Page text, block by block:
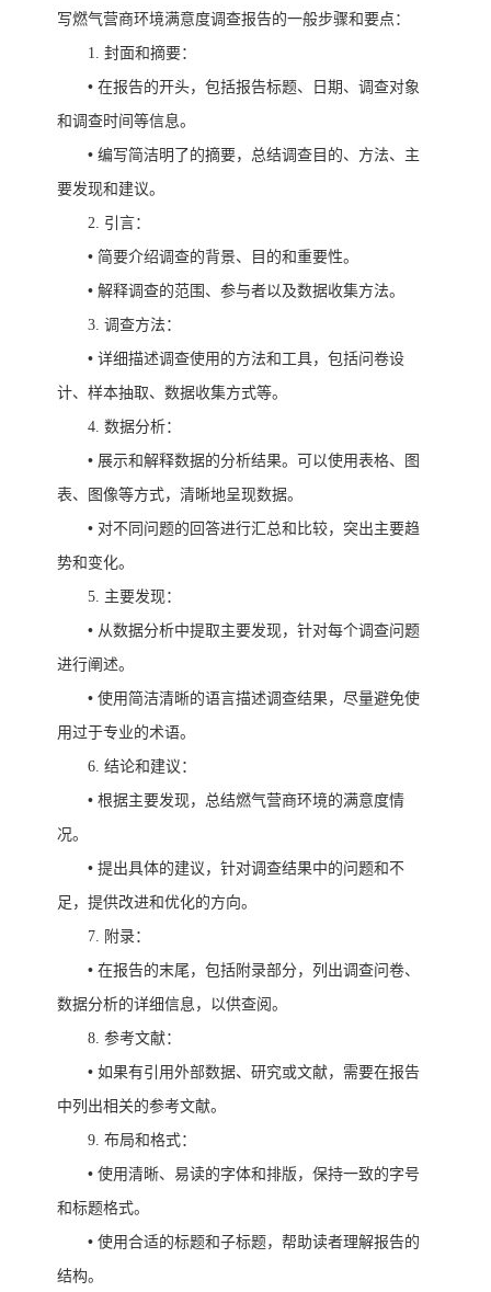
写燃气营商环境满意度调查报告的一般步骤和要点：
1. 封面和摘要：
• 在报告的开头，包括报告标题、日期、调查对象
和调查时间等信息。
• 编写简洁明了的摘要，总结调查目的、方法、主
要发现和建议。
2. 引言：
• 简要介绍调查的背景、目的和重要性。
• 解释调查的范围、参与者以及数据收集方法。
3. 调查方法：
• 详细描述调查使用的方法和工具，包括问卷设
计、样本抽取、数据收集方式等。
4. 数据分析：
• 展示和解释数据的分析结果。可以使用表格、图
表、图像等方式，清晰地呈现数据。
• 对不同问题的回答进行汇总和比较，突出主要趋
势和变化。
5. 主要发现：
• 从数据分析中提取主要发现，针对每个调查问题
进行阐述。
• 使用简洁清晰的语言描述调查结果，尽量避免使
用过于专业的术语。
6. 结论和建议：
• 根据主要发现，总结燃气营商环境的满意度情
况。
• 提出具体的建议，针对调查结果中的问题和不
足，提供改进和优化的方向。
7. 附录：
• 在报告的末尾，包括附录部分，列出调查问卷、
数据分析的详细信息，以供查阅。
8. 参考文献：
• 如果有引用外部数据、研究或文献，需要在报告
中列出相关的参考文献。
9. 布局和格式：
• 使用清晰、易读的字体和排版，保持一致的字号
和标题格式。
• 使用合适的标题和子标题，帮助读者理解报告的
结构。